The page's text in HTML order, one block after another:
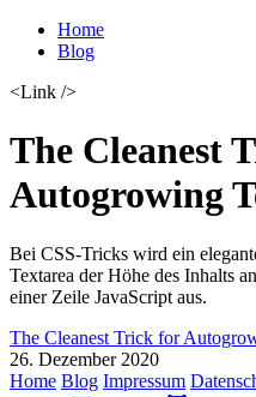
Home
Blog
<Link />
The Cleanest
Autogrowing
Bei CSS-Tricks wird ein
Textarea der Höhe des Inhalts
einer Zeile JavaScript aus.
The Cleanest Trick for
26. Dezember 2020
Home Blog Impressum